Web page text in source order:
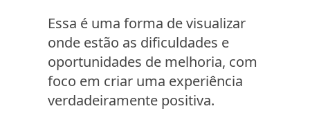
Essa é uma forma de visualizar
onde estão as dificuldades e
oportunidades de melhoria, com
foco em criar uma experiência
verdadeiramente positiva.